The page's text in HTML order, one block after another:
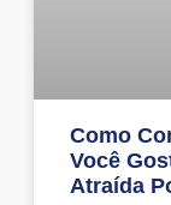
Como
Você
Atraída